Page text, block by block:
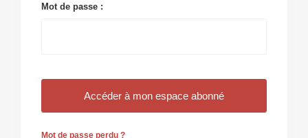
Mot de passe :
Mot de passe perdu ?